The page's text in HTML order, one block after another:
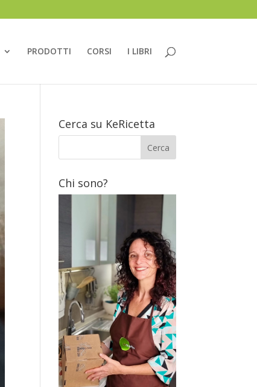
PRODOTTI CORSI I LIBRI
Cerca su KeRicetta
Chi sono?